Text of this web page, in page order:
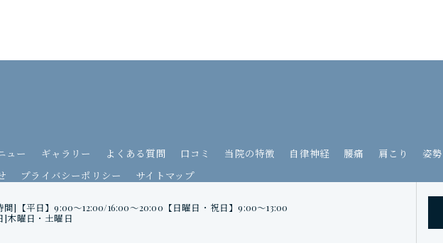
間]【平日】9:00〜12:00/16:00〜20:00【日曜日・祝日】9:00〜13:00
]木曜日・土曜日
ュー ギャラリー よくある質問 口コミ 当院の特徴 自律神経 腰痛 肩こり 姿勢
プライバシーポリシー サイトマップ